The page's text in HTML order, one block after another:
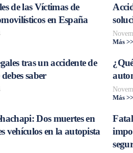
de las Víctimas de
en España
Más >>
tras un accidente de
saber
Más >>
Dos muertes en
vehículos en la autopista